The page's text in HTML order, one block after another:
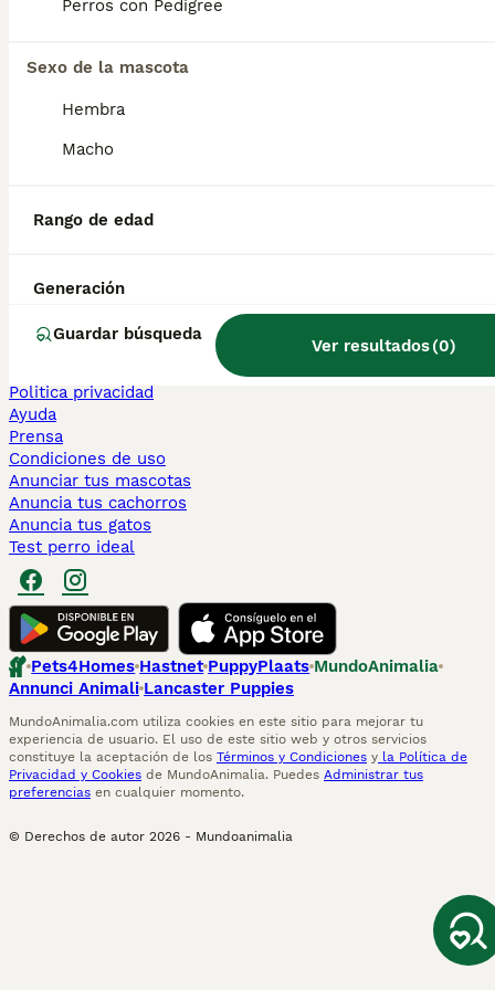
Perros con Pedigree
Sexo de la mascota
Hembra
Macho
Rango de edad
Generación
Guardar búsqueda
Ver resultados(0)
Sphynx en venta
Maine Coon en venta
Persa en venta
Teckel en Barcelona
Chihuahua en Sevilla
Perros en adopcion
Información
Politica privacidad
Ayuda
Prensa
Condiciones de uso
Anunciar tus mascotas
Anuncia tus cachorros
Anuncia tus gatos
Test perro ideal
Pets4Homes Hastnet PuppyPlaats MundoAnimalia
Annunci Animali Lancaster Puppies
MundoAnimalia.com utiliza cookies en este sitio para mejorar tu
experiencia de usuario. El uso de este sitio web y otros servicios
constituye la aceptación de los Términos y Condiciones y la Política de
Privacidad y Cookies de MundoAnimalia. Puedes Administrar tus
preferencias en cualquier momento.
© Derechos de autor 2026 - Mundoanimalia